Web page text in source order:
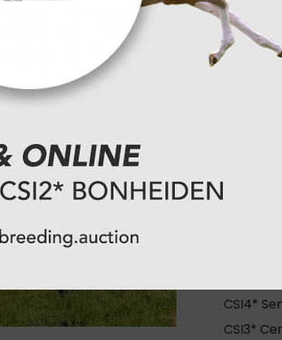
CSIO5*
CSI5*
CSI4*
CSI3*